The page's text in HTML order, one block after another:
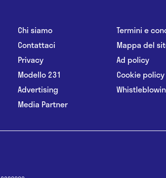
Chi siamo
Contattaci
Privacy
Modello 231
Advertising
Media Partner
Termini e
Mappa del
Ad policy
Cookie policy